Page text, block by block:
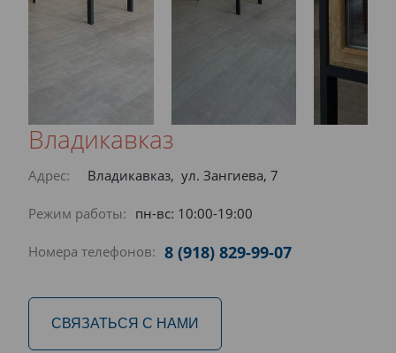
Владикавказ
Адрес: Владикавказ, ул. Зангиева, 7
Режим работы: пн-вс: 10:00-19:00
Номера телефонов: 8 (918) 829-99-07
СВЯЗАТЬСЯ С НАМИ